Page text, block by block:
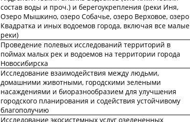
состав воды и проч.) и берегоукрепления (реки Иня,
Озеро Мышкино, озеро Собачье, озеро Верховое, озеро
Квадратка и иных водоемов города, включая все малые
реки)
Проведение полевых исследований территорий в
поймах малых рек и водоемов на территории города
Новосибирска
Исследование взаимодействия между людьми,
домашними животными, городскими зелеными
насаждениями и биоразнообразием для улучшения
городского планирования и содействия устойчивому
благополучию
Исследование экосистемных услуг озелененных